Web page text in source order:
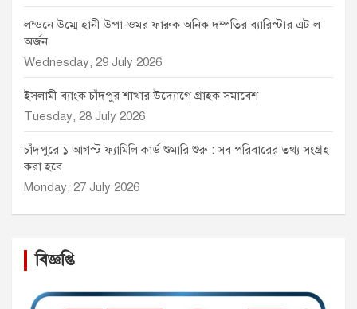
লন্ডনে উম্মে হানী উপা-ওমর ফারুক অনিক দম্পতির ব্যারিস্টার এট ল
অর্জন
Wednesday, 29 July 2026
ইসলামী ব্যাংক চাঁদপুর শাখার উদ্যোগে গ্রাহক সমাবেশ
Tuesday, 28 July 2026
চাঁদপুরে ১ আগস্ট ফ্যামিলি কার্ড শুমারি শুরু : সব পরিবারের তথ্য সংগ্রহ
করা হবে
Monday, 27 July 2026
বিজ্ঞপ্তি